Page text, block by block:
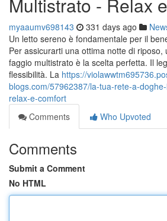
myaaumv698143 331 days ago
Un letto sereno è fondamentale per il
Per assicurarti una ottima notte di riposo,
faggio multistrato è la scelta perfetta. Il
flessibilità. La https://
blogs.com/57962387/la-tua-rete-a-
relax-e-comfort
Comments
Who Upvoted
Comments
Submit a Comment
No HTML